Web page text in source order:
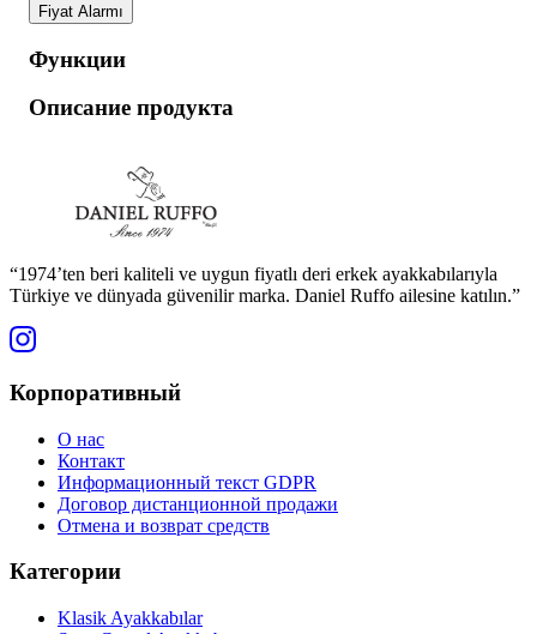
Fiyat Alarmı
Функции
Описание продукта
“1974’ten beri kaliteli ve uygun fiyatlı deri erkek ayakkabılarıyla
Türkiye ve dünyada güvenilir marka. Daniel Ruffo ailesine katılın.”
Корпоративный
О нас
Контакт
Информационный текст GDPR
Договор дистанционной продажи
Отмена и возврат средств
Категории
Klasik Ayakkabılar